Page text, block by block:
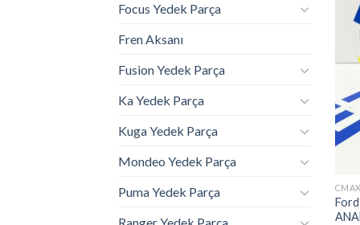
Focus Yedek Parça
Fren Aksanı
Fusion Yedek Parça
Ka Yedek Parça
Kuga Yedek Parça
Mondeo Yedek Parça
Puma Yedek Parça